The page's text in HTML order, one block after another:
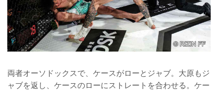
両者オーソドックスで、ケースがローとジャブ。大原もジ
ャブを返し、ケースのローにストレートを合わせる。ケー